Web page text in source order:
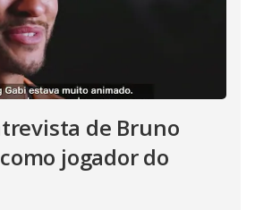
de Bruno
jogador do